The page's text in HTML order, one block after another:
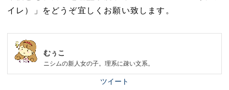
イレ）」をどうぞ宜しくお願い致します。
むぅこ
ニシムの新人女の子。理系に疎い文系。
ツイート